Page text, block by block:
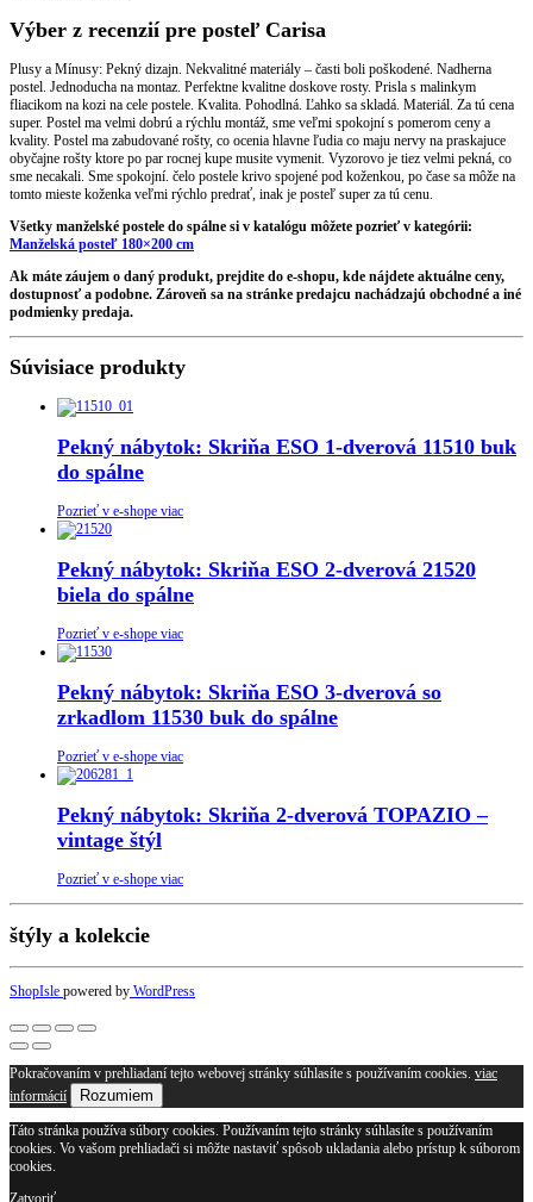
Výber z recenzií pre posteľ Carisa
Plusy a Mínusy: Pekný dizajn. Nekvalitné materiály – časti boli poškodené. Nadherna
postel. Jednoducha na montaz. Perfektne kvalitne doskove rosty. Prisla s malinkym
fliacikom na kozi na cele postele. Kvalita. Pohodlná. Ľahko sa skladá. Materiál. Za tú cena
super. Postel ma velmi dobrú a rýchlu montáž, sme veľmi spokojní s pomerom ceny a
kvality. Postel ma zabudované rošty, co ocenia hlavne ľudia co maju nervy na praskajuce
obyčajne rošty ktore po par rocnej kupe musite vymenit. Vyzorovo je tiez velmi pekná, co
sme necakali. Sme spokojní. čelo postele krivo spojené pod koženkou, po čase sa môže na
tomto mieste koženka veľmi rýchlo predrať, inak je posteľ super za tú cenu.
Všetky manželské postele do spálne si v katalógu môžete pozrieť v kategórii:
Manželská posteľ 180×200 cm
Ak máte záujem o daný produkt, prejdite do e-shopu, kde nájdete aktuálne ceny,
dostupnosť a podobne. Zároveň sa na stránke predajcu nachádzajú obchodné a iné
podmienky predaja.
Súvisiace produkty
Pekný nábytok: Skriňa ESO 1-dverová 11510 buk
do spálne
Pozrieť v e-shope viac
Pekný nábytok: Skriňa ESO 2-dverová 21520
biela do spálne
Pozrieť v e-shope viac
Pekný nábytok: Skriňa ESO 3-dverová so
zrkadlom 11530 buk do spálne
Pozrieť v e-shope viac
Pekný nábytok: Skriňa 2-dverová TOPAZIO –
vintage štýl
Pozrieť v e-shope viac
štýly a kolekcie
ShopIsle powered by WordPress
Pokračovaním v prehliadaní tejto webovej stránky súhlasíte s používaním cookies. viac
informácií
Rozumiem
Táto stránka používa súbory cookies. Používaním tejto stránky súhlasíte s používaním
cookies. Vo vašom prehliadači si môžte nastaviť spôsob ukladania alebo prístup k súborom
cookies.
Zatvoriť